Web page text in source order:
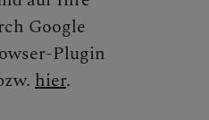
Google
Plugin
hier.